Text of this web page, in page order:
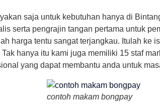
saja untuk kebutuhan hanya di
serta pengrajin tangan pertama untuk
harga tentu sangat terjangkau. Itulah ke
hanya itu kami juga memiliki 15 staf
yang dapat membantu anda untuk
contoh makam bongpay